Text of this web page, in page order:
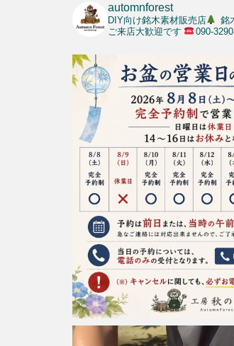
automnforest
DIY向け銘木素材販売店 銘
ご来店大歓迎です
090-